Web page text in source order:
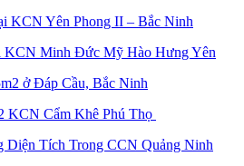
KCN Yên Phong II – Bắc Ninh
KCN Minh Đức Mỹ Hào Hưng Yên
ở Đáp Cầu, Bắc Ninh
KCN Cẩm Khê Phú Thọ
Diện Tích Trong CCN Quảng Ninh